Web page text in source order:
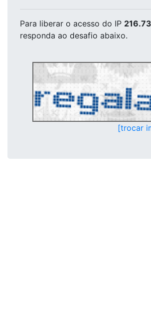
Para liberar o acesso do IP
responda ao desafio abaixo.
[trocar